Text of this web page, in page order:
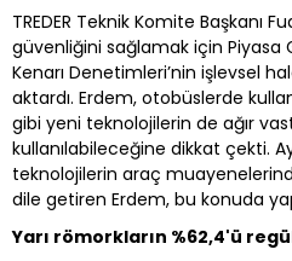
TREDER Teknik Komite Başkanı
güvenliğini sağlamak için Piyasa
Kenarı Denetimleri’nin işlevsel
aktardı. Erdem, otobüslerde
gibi yeni teknolojilerin de ağır
kullanılabileceğine dikkat çekti.
teknolojilerin araç
dile getiren Erdem, bu konuda
Yarı römorkların %62,4'ü